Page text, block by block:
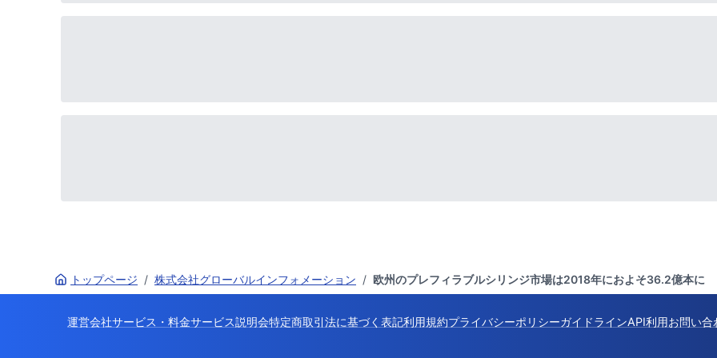
トップページ / 株式会社グローバルインフォメーション / 欧州のプレフィラブルシリンジ市場は2018年におよそ36.2億本に
運営会社サービス・料金サービス説明会特定商取引法に基づく表記利用規約プライバシーポリシーガイドラインAPI利用お問い合